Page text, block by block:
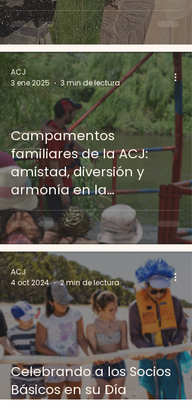
Campamentos
familiares de la ACJ:
amistad, diversión y
armonía en la
naturaleza
ACJ
3 ene 2025
3 min de lectura
Celebrando a los Socios
Básicos en su Día
ACJ
4 oct 2024
2 min de lectura